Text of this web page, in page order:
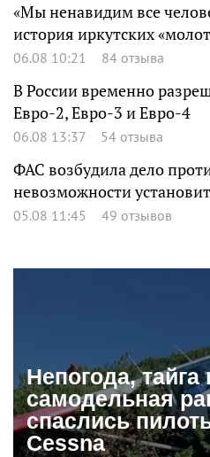
«Мы ненавидим все
история иркутских
06.08 10:21 84 отзыва
В России временно
Евро-2, Евро-3 и Евро-4
06.08 13:37 54 отзыва
ФАС возбудила дело
невозможности
05.08 11:45 49 отзывов
Непогода, тайга
самодельная
спаслись
Cessna